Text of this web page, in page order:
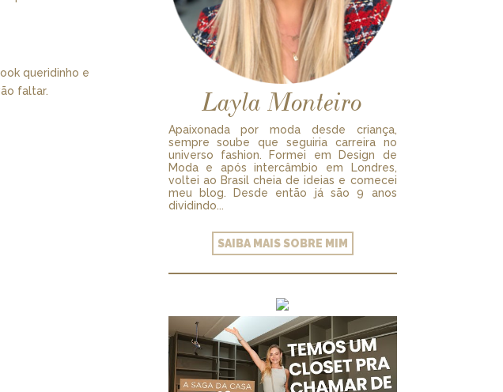
queridinho e
faltar.
Layla Monteiro
Apaixonada por moda desde criança,
sempre soube que seguiria carreira no
universo fashion. Formei em Design de
Moda e após intercâmbio em Londres,
voltei ao Brasil cheia de ideias e comecei
meu blog. Desde então já são 9 anos
dividindo...
SAIBA MAIS SOBRE MIM